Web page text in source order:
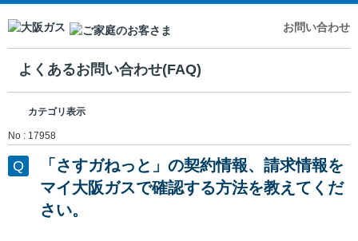
お問い合わせ
よくあるお問い合わせ(FAQ)
カテゴリ表示
No : 17958
「さすガねっと」の契約情報、請求情報を
マイ大阪ガスで確認する方法を教えてくだ
さい。